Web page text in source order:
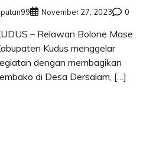
November 27, 2023 0
– Relawan Bolone Mase
Kudus menggelar
dengan membagikan
di Desa Dersalam, […]